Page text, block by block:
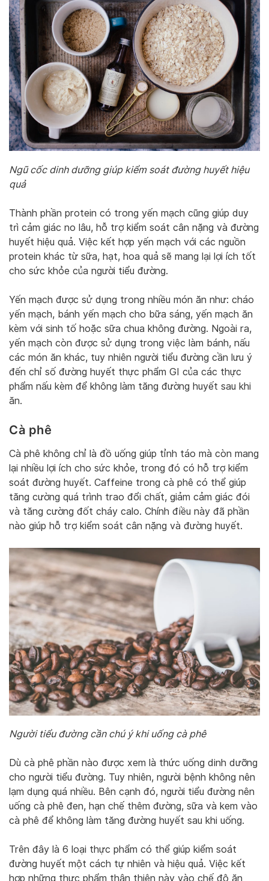
Ngũ cốc dinh dưỡng giúp kiểm soát đường huyết hiệu
quả
Thành phần protein có trong yến mạch cũng giúp duy
trì cảm giác no lâu, hỗ trợ kiểm soát cân nặng và đường
huyết hiệu quả. Việc kết hợp yến mạch với các nguồn
protein khác từ sữa, hạt, hoa quả sẽ mang lại lợi ích tốt
cho sức khỏe của người tiểu đường.
Yến mạch được sử dụng trong nhiều món ăn như: cháo
yến mạch, bánh yến mạch cho bữa sáng, yến mạch ăn
kèm với sinh tố hoặc sữa chua không đường. Ngoài ra,
yến mạch còn được sử dụng trong việc làm bánh, nấu
các món ăn khác, tuy nhiên người tiểu đường cần lưu ý
đến chỉ số đường huyết thực phẩm GI của các thực
phẩm nấu kèm để không làm tăng đường huyết sau khi
ăn.
Cà phê
Cà phê không chỉ là đồ uống giúp tỉnh táo mà còn mang
lại nhiều lợi ích cho sức khỏe, trong đó có hỗ trợ kiểm
soát đường huyết. Caffeine trong cà phê có thể giúp
tăng cường quá trình trao đổi chất, giảm cảm giác đói
và tăng cường đốt cháy calo. Chính điều này đã phần
nào giúp hỗ trợ kiểm soát cân nặng và đường huyết.
Người tiểu đường cần chú ý khi uống cà phê
Dù cà phê phần nào được xem là thức uống dinh dưỡng
cho người tiểu đường. Tuy nhiên, người bệnh không nên
lạm dụng quá nhiều. Bên cạnh đó, người tiểu đường nên
uống cà phê đen, hạn chế thêm đường, sữa và kem vào
cà phê để không làm tăng đường huyết sau khi uống.
Trên đây là 6 loại thực phẩm có thể giúp kiểm soát
đường huyết một cách tự nhiên và hiệu quả. Việc kết
hợp những thực phẩm thân thiện này vào chế độ ăn